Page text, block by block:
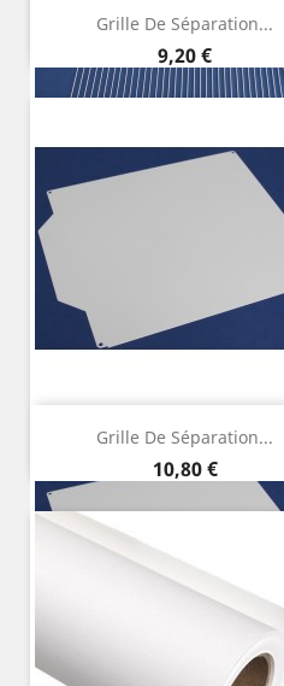
Grille De Séparation...
Preço
9,20 €
Grille De Séparation...
Preço
10,80 €